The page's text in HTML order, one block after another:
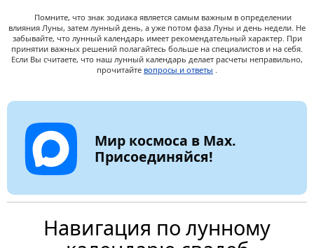
Помните, что знак зодиака является самым важным в определении
влияния Луны, затем лунный день, а уже потом фаза Луны и день недели. Не
забывайте, что лунный календарь имеет рекомендательный характер. При
принятии важных решений полагайтесь больше на специалистов и на себя.
Если Вы считаете, что наш лунный календарь делает расчеты неправильно,
прочитайте вопросы и ответы .
Мир космоса в Max.
Присоединяйся!
Навигация по лунному